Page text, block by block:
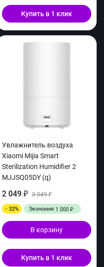
Купить в 1 клик
Увлажнитель воздуха
Xiaomi Mijia Smart
Sterilization Humidifier 2
MJJSQ05DY (q)
2 049 ₽ 3 049₽
- 32% Экономия 1 000 ₽
В корзину
Купить в 1 клик